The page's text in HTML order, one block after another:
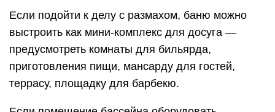
Если подойти к делу с размахом, баню можно
выстроить как мини-комплекс для досуга —
предусмотреть комнаты для бильярда,
приготовления пищи, мансарду для гостей,
террасу, площадку для барбекю.